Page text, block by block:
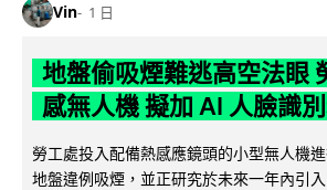
Vin 1 日
地盤偷吸煙難逃高空法眼
感無人機 擬加 AI 人臉識
勞工處投入配備熱感應鏡頭的小型無人機
地盤違例吸煙，並正研究於未來一年內引